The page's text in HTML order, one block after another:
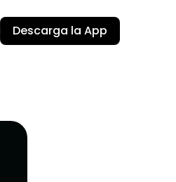
Descarga la App